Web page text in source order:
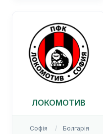
ЛОКОМОТИВ
Софія Болгарія